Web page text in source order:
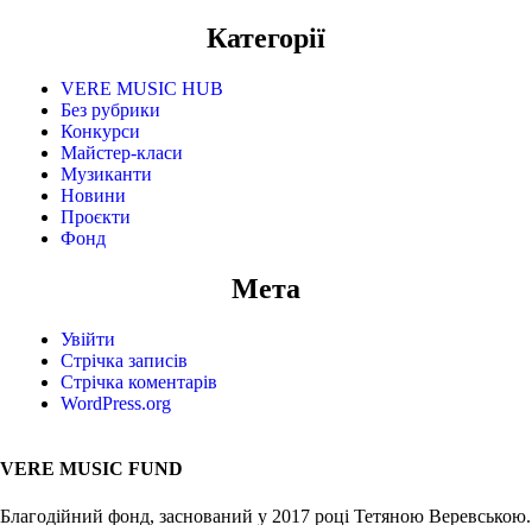
Категорії
VERE MUSIC HUB
Без рубрики
Конкурси
Майстер-класи
Музиканти
Новини
Проєкти
Фонд
Мета
Увійти
Стрічка записів
Стрічка коментарів
WordPress.org
VERE MUSIC FUND
Благодійний фонд, заснований у 2017 році Тетяною Веревською.